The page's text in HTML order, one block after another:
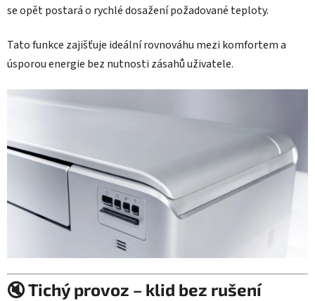
se opět postará o rychlé dosažení požadované teploty.
Tato funkce zajišťuje ideální rovnováhu mezi komfortem a
úsporou energie bez nutnosti zásahů uživatele.
🔇 Tichý provoz – klid bez rušení